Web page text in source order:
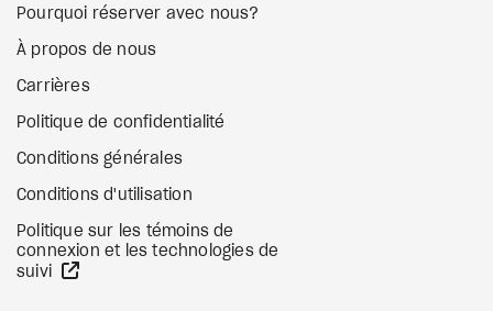
Pourquoi réserver avec nous?
À propos de nous
Carrières
Politique de confidentialité
Conditions générales
Conditions d'utilisation
Politique sur les témoins de
connexion et les technologies de
suivi